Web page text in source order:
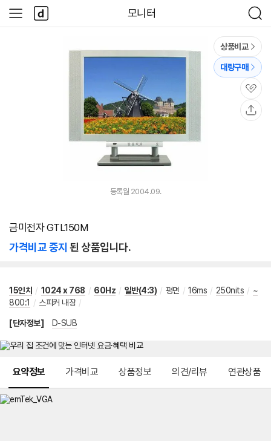
모니터
검
색
사
이
다
나
와
상품비교
대량구매
관
심
등록월 2004.09.
금미전자 GTL150M
가격비교 중지 된 상품입니다.
15인치 / 1024 x 768 / 60Hz / 일반(4:3) / 평면 / 16ms / 250nits / ~
800:1 / 스피커 내장 /
[단자정보] D-SUB
요약정보 가격비교 상품정보 의견/리뷰 연관상품